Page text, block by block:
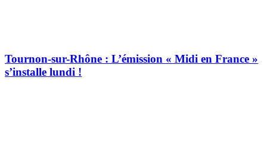
Tournon-sur-Rhône : L’émission « Midi en France »
s’installe lundi !